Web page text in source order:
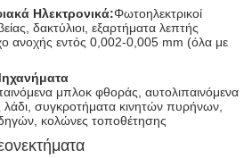
Ηλεκτρονικά:Φωτοηλεκτρικοί
δακτύλιοι, εξαρτήματα λεπτής
ανοχής εντός 0,002-0,005 mm (όλα με
μπλοκ φθοράς, αυτολιπαινόμενα
λάδι, συγκροτήματα κινητών πυρήνων,
κολώνες τοποθέτησης